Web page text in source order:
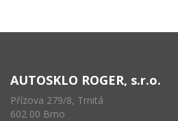
AUTOSKLO ROGER, s.r.o.
Přízova 279/8, Trnitá
602 00 Brno